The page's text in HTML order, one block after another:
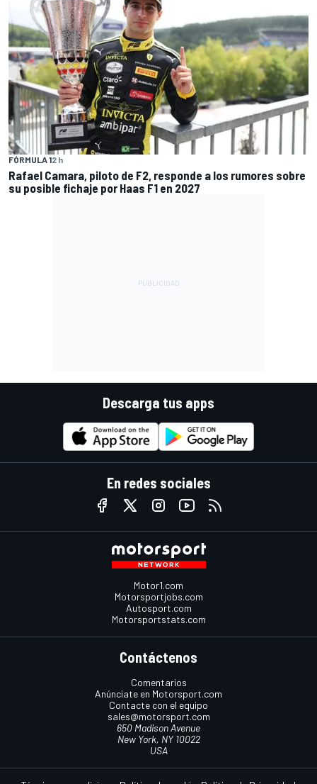
FÓRMULA 12 h
Rafael Camara, piloto de F2, responde a los rumores sobre
su posible fichaje por Haas F1 en 2027
Descarga tus apps
En redes sociales
Motor1.com
Motorsportjobs.com
Autosport.com
Motorsportstats.com
Contáctenos
Comentarios
Anúnciate en Motorsport.com
Contacte con el equipo
sales@motorsport.com
650 Madison Avenue
New York, NY 10022
USA